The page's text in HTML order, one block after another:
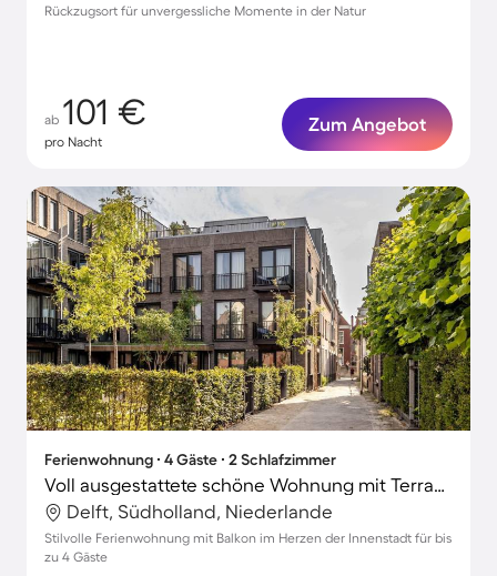
Rückzugsort für unvergessliche Momente in der Natur
ab 101 €
pro Nacht
Zum Angebot
Ferienwohnung ∙ 4 Gäste ∙ 2 Schlafzimmer
Voll ausgestattete schöne Wohnung mit Terrasse | Oude Kerk-Nähe | Perfekt für die Arbeit von Zuhause
Delft, Südholland, Niederlande
Stilvolle Ferienwohnung mit Balkon im Herzen der Innenstadt für bis
zu 4 Gäste